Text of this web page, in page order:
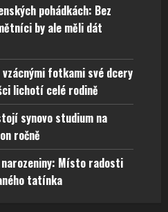
pohádkách: Bez
by ale měli dát
fotkami své dcery
lichotí celé rodině
synovo studium na
ročně
narozeniny: Místo radosti
tatínka